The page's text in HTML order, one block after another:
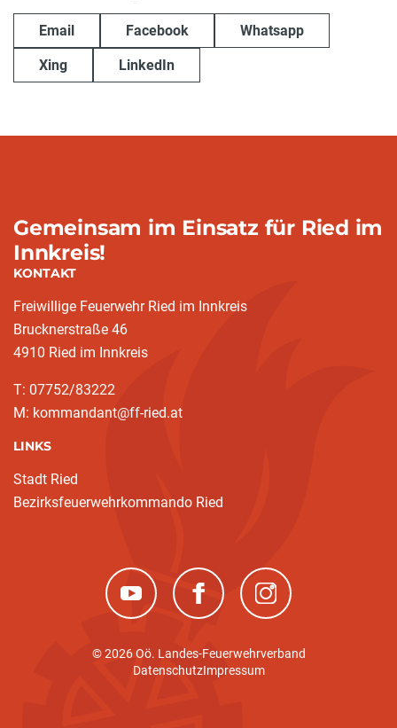
Email Facebook Whatsapp
Xing LinkedIn
Gemeinsam im Einsatz für Ried im
Innkreis!
KONTAKT
Freiwillige Feuerwehr Ried im Innkreis
Brucknerstraße 46
4910 Ried im Innkreis
T: 07752/83222
M: kommandant@ff-ried.at
LINKS
Stadt Ried
Bezirksfeuerwehrkommando Ried
(neues Fenster)(neues Fenster)(neues Fenster)
© 2026 Oö. Landes-Feuerwehrverband
DatenschutzImpressum